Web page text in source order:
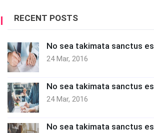
RECENT POSTS
No sea takimata sanctus
24 Mar, 2016
No sea takimata sanctus
24 Mar, 2016
No sea takimata sanctus